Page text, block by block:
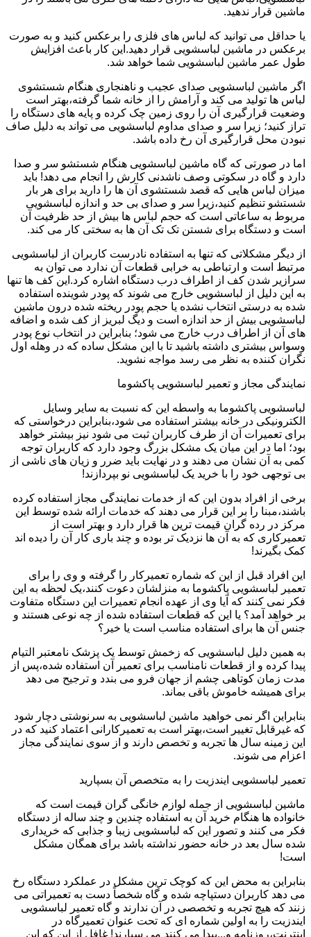
ماشین قرار ندهید.
یا حداقل می توانید که لباس های فلزی را برعکس کنید و به صورت
برعکس در ماشین لباسشویی قرار دهید.این کار باعث افزایش
طول عمر ماشین لباسشویی شما خواهد شد.
اگر ماشین لباسشویی صدای عجیب و ناهنجاری هنگام شستشوی
لباس ها تولید می کند و آرامش را از خانه شما گرفته،بهتر است
وضعیت قرارگیری آن را روی زمین چک کرده و پایه های دستگاه را
تراز کنید؛ زیرا سر و صدای مداوم لباسشویی می تواند به دلیل صاف
نبودن محل قرارگیری آن رخ داده باشد.
اما در صورتی که گاه ماشین لباسشویی هنگام شستشو سر و صدا
دارد و گاه در سکوتی وصف ناشدنی کارش را انجام می دهد! باید
میزان لباس هایی که قصد شستشوی آن ها را دارید برای هر بار
شستشو تنظیم کنید،زیرا سر و صدای بی حد و اندازه لباسشویی
مربوط به ساعاتی است که حجم لباس ها بیش از حد ظرفیت آن
است و دستگاه برای شستن تک تک آن ها به سختی کار می کند.
از دیگر مشکلاتی که تنها به استفاده نادرست کاربران از لباسشویی
مرتبط است و ارتباطی به خرابی قطعات آن ندارد می توان به
سرازیر شدن کف از اطراف درب دستگاه اشاره کرد.این کف ها تنها
به این دلیل از لباسشویی خارج می شوند که پودر شوینده استفاده
شده به درستی انتخاب نشده یا حجم پودر ریخته شده درون ماشین
لباسشویی بیش از حد اندازه است و دیگ لبریز از کف شده و اضافه
های آن از اطراف درب خارج می شود؛ بنابراین در انتخاب نوع پودر
وسواس بیشتری داشته باشید تا با این مشکل ساده که در وهله اول
نگران کننده به نظر می رسد مواجه نشوید.
نمایندگی مجاز و تعمیر لباسشویی پاکشوما
لباسشویی پاکشوما به واسطه این که نسبت به سایر وسایل
الکترونیکی در خانه بیشتر استفاده می شود،بنابراین درخواستی که
برای تعمیرات آن از طرف کاربران ثبت می شود نیز بیشتر خواهد
بود؛ اما در این میان یک مشکل بزرگ وجود دارد که کاربران توجه
کمی به آن نشان می دهند و در نهایت باید ضرر و زیان های ناشی از
بی توجهی خود را با خرید یک لباسشویی نو بپردازند!
برخی از افراد بدون این که از خدمات نمایندگی مجاز استفاده کرده
باشند،مبنا را بر این قرار می دهند که خدمات ارائه شده توسط این
مرکز در رده گران قیمت ترین ها قرار دارد و بهتر است از
تعمیرکاری که به آن ها نزدیک تر بوده و چند باری کار آن را دیده اند
کمک بگیرند!
این افراد قبل از این که شماره تعمیرکار را گرفته و وی را برای
تعمیر لباسشویی پاکشوما به منزلشان دعوت کنند،یک لحظه به این
فکر نمی کنند که آیا وی از عهده انجام تعمیرات این دستگاه متفاوت
بر خواهد آمد؟ یا این که قطعات استفاده شده از چه نوعی هستند و
جنس آن ها برای استفاده مناسب است یا خیر؟
به همین دلیل لباسشویی که زخمش توسط یک پزشک نامعتبر التیام
پیدا کرده و از قطعات نامناسب برای تعمیر آن استفاده شده،پس از
مدت زمان کوتاهی چشم از جهان فرو می بندد و ترجیح می دهد
برای همیشه خاموش باقی بماند.
بنابراین اگر نمی خواهید ماشین لباسشویی به سرنوشتی دچار شود
که غیرقابل تغییر است،بهتر است به تعمیرکارانی اعتماد کنید که در
این زمینه سال ها تجربه و تخصص دارند و از سوی نمایندگی مجاز
اعزام می شوند.
تعمیر لباسشویی ایندزیت را به متخصص آن بسپارید
ماشین لباسشویی از جمله لوازم خانگی گران قیمت است که
خانواده ها هنگام خرید آن به استفاده چندین و چند ساله از دستگاه
فکر می کنند و تصور این که لباسشویی زیبا و جذابی که خریداری
شده سال بعد در خانه حضور نداشته باشد برای همگان مشکل
است!
بنابراین به محض این که کوچک ترین مشکل در عملکرد دستگاه رخ
می دهد کاربران دستپاچه شده و گاه شخصاً دست به تعمیراتی می
زنند که هیچ تجربه و تخصصی در آن ندارند و گاه تعمیر لباسشویی
ایندزیت را به اولین شماره ای که تحت عنوان تعمیرگاه در
اینترنت،روزنامه و...پیدا می کنند می سپارند! غافل از این که این